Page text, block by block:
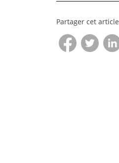
Partager cet article